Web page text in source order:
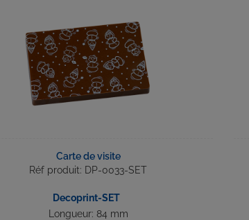
Carte de visite
Réf produit: DP-0033-SET
Decoprint-SET
Longueur: 84 mm